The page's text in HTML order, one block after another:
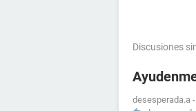
Discusiones
desesperada.a -